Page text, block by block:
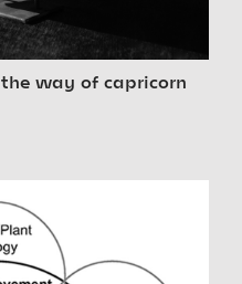
the way of capricorn